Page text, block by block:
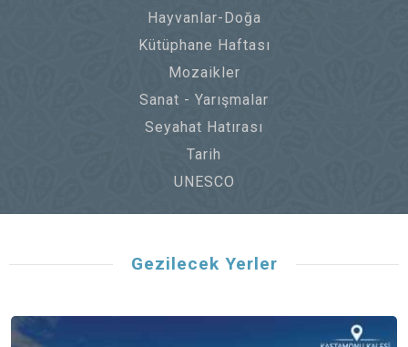
Hayvanlar-Doğa
Kütüphane Haftası
Mozaikler
Sanat - Yarışmalar
Seyahat Hatırası
Tarih
UNESCO
Gezilecek Yerler